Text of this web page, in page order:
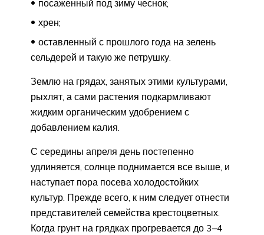
посаженный под зиму чеснок;
хрен;
оставленный с прошлого года на зелень
сельдерей и такую же петрушку.
Землю на грядах, занятых этими культурами,
рыхлят, а сами растения подкармливают
жидким органическим удобрением с
добавлением калия.
С середины апреля день постепенно
удлиняется, солнце поднимается все выше, и
наступает пора посева холодостойких
культур. Прежде всего, к ним следует отнести
представителей семейства крестоцветных.
Когда грунт на грядках прогревается до 3–4